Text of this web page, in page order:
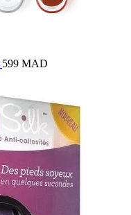
599 MAD